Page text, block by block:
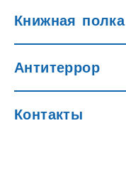
Книжная полка
Антитеррор
Контакты